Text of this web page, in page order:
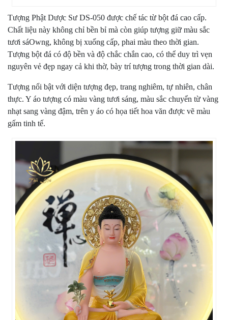
Tượng Phật Dược Sư DS-050 được chế tác từ bột đá cao cấp.
Chất liệu này không chỉ bền bỉ mà còn giúp tượng giữ màu sắc
tươi sáOwng, không bị xuống cấp, phai màu theo thời gian.
Tượng bột đá có độ bền và độ chắc chắn cao, có thể duy trì vẹn
nguyên vẻ đẹp ngay cả khi thờ, bày trí tượng trong thời gian dài.
Tượng nổi bật với diện tượng đẹp, trang nghiêm, tự nhiên, chân
thực. Y áo tượng có màu vàng tươi sáng, màu sắc chuyển từ vàng
nhạt sang vàng đậm, trên y áo có họa tiết hoa văn được vẽ màu
gấm tinh tế.